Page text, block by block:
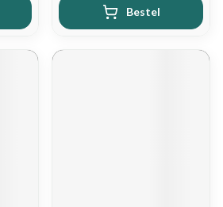
Bestel